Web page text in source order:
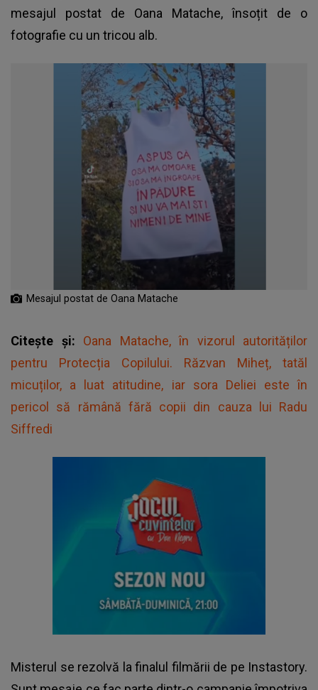
mesajul postat de Oana Matache, însoțit de o
fotografie cu un tricou alb.
Mesajul postat de Oana Matache
Citește și: Oana Matache, în vizorul autorităților
pentru Protecția Copilului. Răzvan Miheț, tatăl
micuților, a luat atitudine, iar sora Deliei este în
pericol să rămână fără copii din cauza lui Radu
Siffredi
Misterul se rezolvă la finalul filmării de pe Instastory.